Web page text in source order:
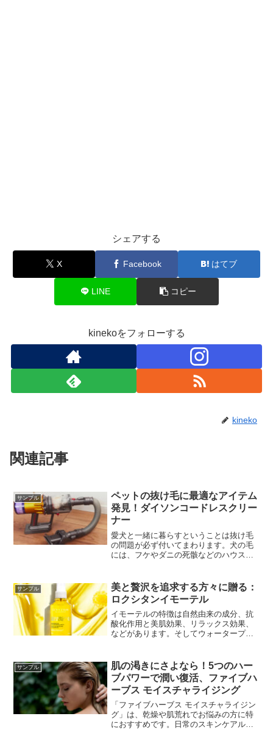
シェアする
X Facebook はてブ
LINE コピー
kinekoをフォローする
kineko
関連記事
サンプル
ペットの抜け毛に最適なアイテム
発見！ダイソンコードレスクリー
ナー
愛犬と一緒に暮らすということは抜け毛
の問題が必ず付いてまわります。犬の毛
には、フケやダニの死骸などのハウスダ
サンプル
美と贅沢を追求する方々に贈る：
ロクシタンイモーテル
イモーテルの特徴は自然由来の成分、抗
酸化作用と美肌効果、リラックス効果、
などがあります。そしてウォータープル
サンプル
肌の渇きにさよなら！5つのハー
ブパワーで潤い復活、ファイブハ
ーブス モイスチャライジング
「ファイブハーブス モイスチャライジン
グ」は、乾燥や肌荒れでお悩みの方に特
におすすめです。日常のスキンケアルー